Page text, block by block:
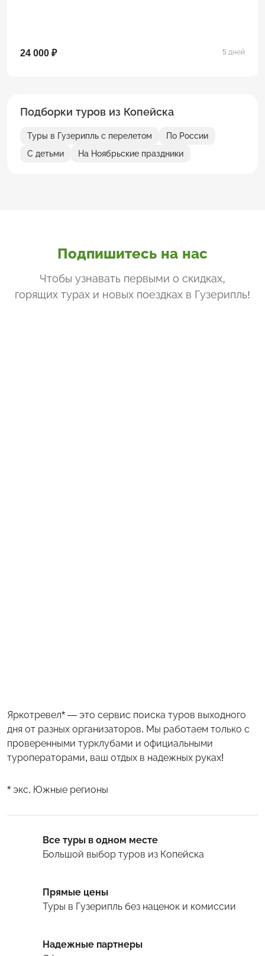
24 000 ₽ 5 дней
Подборки туров из Копейска
Туры в Гузерипль с перелетом
По России
С детьми
На Ноябрьские праздники
Подпишитесь на нас
Чтобы узнавать первыми о скидках,
горящих турах и новых поездках в Гузерипль!
Яркотревел* — это сервис поиска туров выходного
дня от разных организаторов. Мы работаем только с
проверенными турклубами и официальными
туроператорами, ваш отдых в надежных руках!
* экс. Южные регионы
Все туры в одном месте
Большой выбор туров из Копейска
Прямые цены
Туры в Гузерипль без наценок и комиссии
Надежные партнеры